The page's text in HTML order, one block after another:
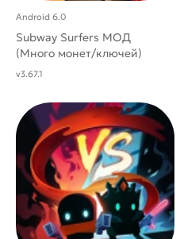
Subway Surfers МОД
(Много монет/ключей)
Android 6.0
v3.67.1